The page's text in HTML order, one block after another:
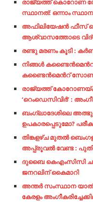
സ്ഥാനത്: ഒന്നാം
അഫിലിയേഷൻ ഫീസ്
ആശ്വാസത്തോടെ
രണ്ടു മരണം കൂടി :
നിങ്ങൾ
കണ്ടൈൻമെൻറ്
രാജ്യത്ത്
‘റെംഡെസിവിർ’ :
ബംഗ്ലാദേശിലെ
ഉപകാരപ്പെടുമോ?
തിങ്കളഴ്ച മുതൽ
അപ്പ്രൂവൽ വേണ്ട :
ദുബൈ കെഎംസിസി
ജനറലിന് കൈമാറി
അന്തര്‍ സംസ്ഥാന
കേരളം